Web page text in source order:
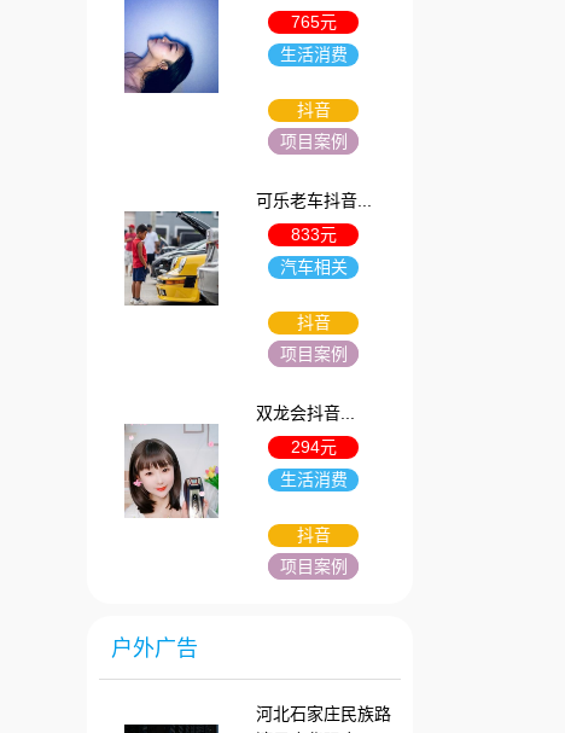
765元
生活消费
抖音
项目案例
可乐老车抖音...
833元
汽车相关
抖音
项目案例
双龙会抖音...
294元
生活消费
抖音
项目案例
户外广告
河北石家庄民族路